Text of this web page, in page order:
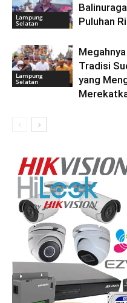
Lampung
Selatan
Puluhan
Lampung
Selatan
Tradisi
yang